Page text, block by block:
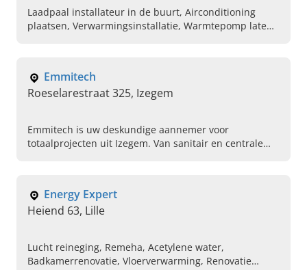
Laadpaal installateur in de buurt, Airconditioning
plaatsen, Verwarmingsinstallatie, Warmtepomp laten
Thermodynamische boiler installatie
Emmitech
Roeselarestraat 325, Izegem
Emmitech is uw deskundige aannemer voor
totaalprojecten uit Izegem. Van sanitair en centrale
Energy Expert
Heiend 63, Lille
Lucht reineging, Remeha, Acetylene water,
Badkamerrenovatie, Vloerverwarming, Renovatie